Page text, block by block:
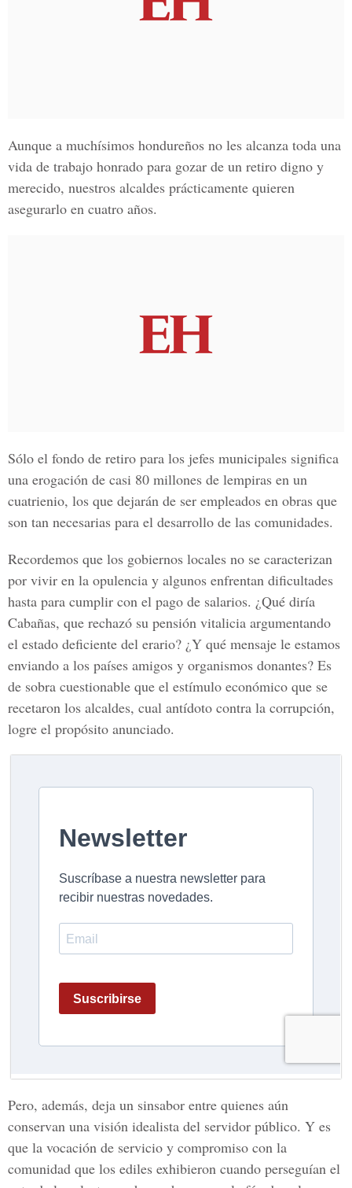
Aunque a muchísimos hondureños no les alcanza toda una
vida de trabajo honrado para gozar de un retiro digno y
merecido, nuestros alcaldes prácticamente quieren
asegurarlo en cuatro años.
Sólo el fondo de retiro para los jefes municipales significa
una erogación de casi 80 millones de lempiras en un
cuatrienio, los que dejarán de ser empleados en obras que
son tan necesarias para el desarrollo de las comunidades.
Recordemos que los gobiernos locales no se caracterizan
por vivir en la opulencia y algunos enfrentan dificultades
hasta para cumplir con el pago de salarios. ¿Qué diría
Cabañas, que rechazó su pensión vitalicia argumentando
el estado deficiente del erario? ¿Y qué mensaje le estamos
enviando a los países amigos y organismos donantes? Es
de sobra cuestionable que el estímulo económico que se
recetaron los alcaldes, cual antídoto contra la corrupción,
logre el propósito anunciado.
Pero, además, deja un sinsabor entre quienes aún
conservan una visión idealista del servidor público. Y es
que la vocación de servicio y compromiso con la
comunidad que los ediles exhibieron cuando perseguían el